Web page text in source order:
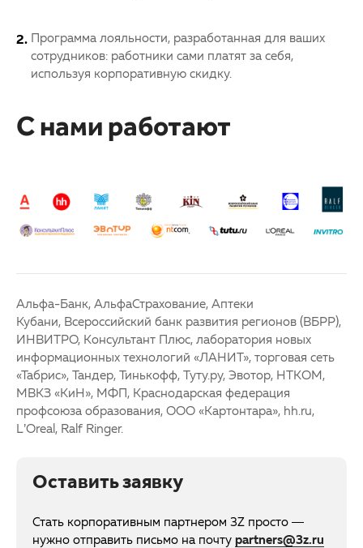
Программа лояльности, разработанная для ваших
сотрудников: работники сами платят за себя,
используя корпоративную скидку.
С нами работают
Альфа-Банк, АльфаСтрахование, Аптеки
Кубани, Всероссийский банк развития регионов (ВБРР),
ИНВИТРО, Консультант Плюс, лаборатория новых
информационных технологий «ЛАНИТ», торговая сеть
«Табрис», Тандер, Тинькофф, Туту.ру, Эвотор, НТКОМ,
МВКЗ «КиН», МФП, Краснодарская федерация
профсоюза образования, ООО «Картонтара», hh.ru,
L’Oreal, Ralf Ringer.
Оставить заявку
Стать корпоративным партнером 3Z просто —
нужно отправить письмо на почту partners@3z.ru